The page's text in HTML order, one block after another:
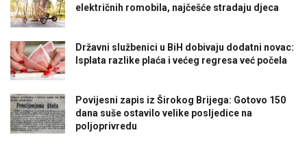
električnih romobila, najčešće stradaju djeca
Državni službenici u BiH dobivaju dodatni novac:
Isplata razlike plaća i većeg regresa već počela
Povijesni zapis iz Širokog Brijega: Gotovo 150
dana suše ostavilo velike posljedice na
poljoprivredu